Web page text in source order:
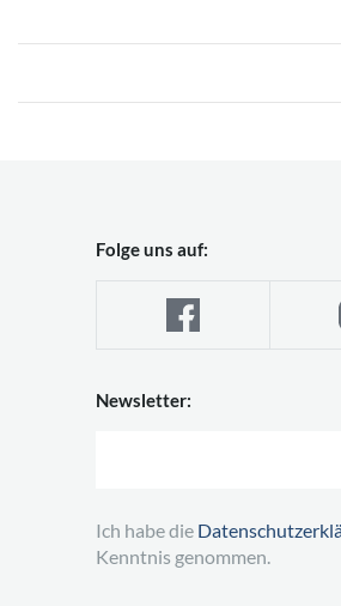
Folge uns auf:
Newsletter:
Ich habe die
Kenntnis genommen.